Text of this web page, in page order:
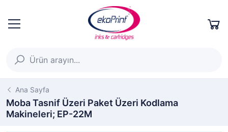
Ana Sayfa
Moba Tasnif Üzeri Paket Üzeri Kodlama
Makineleri; EP-22M